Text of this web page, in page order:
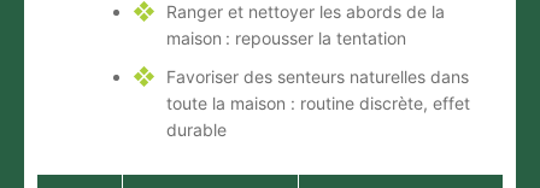
Ranger et nettoyer les abords de la
maison : repousser la tentation
Favoriser des senteurs naturelles dans
toute la maison : routine discrète, effet
durable